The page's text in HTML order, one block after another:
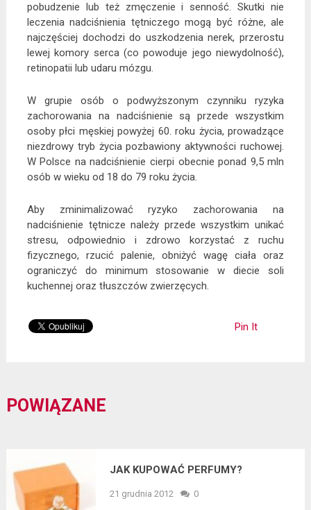
pobudzenie lub też zmęczenie i senność. Skutki nie
leczenia nadciśnienia tętniczego mogą być różne, ale
najczęściej dochodzi do uszkodzenia nerek, przerostu
lewej komory serca (co powoduje jego niewydolność),
retinopatii lub udaru mózgu.
W grupie osób o podwyższonym czynniku ryzyka
zachorowania na nadciśnienie są przede wszystkim
osoby płci męskiej powyżej 60. roku życia, prowadzące
niezdrowy tryb życia pozbawiony aktywności ruchowej.
W Polsce na nadciśnienie cierpi obecnie ponad 9,5 mln
osób w wieku od 18 do 79 roku życia.
Aby zminimalizować ryzyko zachorowania na
nadciśnienie tętnicze należy przede wszystkim unikać
stresu, odpowiednio i zdrowo korzystać z ruchu
fizycznego, rzucić palenie, obniżyć wagę ciała oraz
ograniczyć do minimum stosowanie w diecie soli
kuchennej oraz tłuszczów zwierzęcych.
Pin It
POWIĄZANE
JAK KUPOWAĆ PERFUMY?
21 grudnia 2012 0